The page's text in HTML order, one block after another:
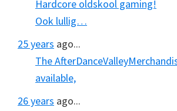
Hardcore oldskool gaming!
Ook lullig…
25 years ago...
The
available,
26 years ago...